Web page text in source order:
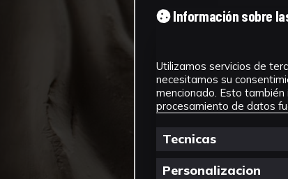
Información sobre
Utilizamos servicios de
necesitamos su
mencionado. Esto
procesamiento de datos
Tecnicas
Personalizacion